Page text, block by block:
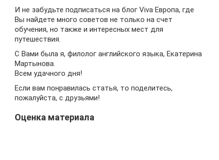
И не забудьте подписаться на блог Viva Европа, где
Вы найдете много советов не только на счет
обучения, но также и интересных мест для
путешествия.
С Вами была я, филолог английского языка, Екатерина
Мартынова.
Всем удачного дня!
Если вам понравилась статья, то поделитесь,
пожалуйста, с друзьями!
Оценка материала